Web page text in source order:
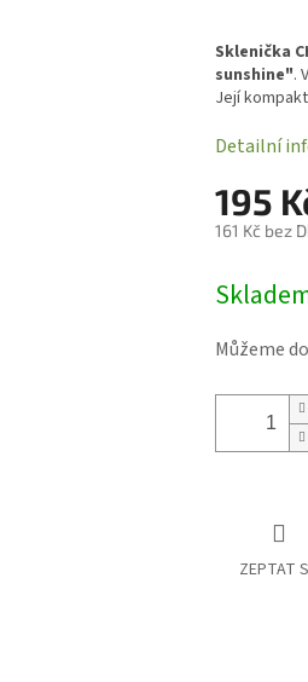
195
161 Kč bez
cena:
Můžeme
Sklenička
sunshine".
Její
Detailní
ZEPTAT